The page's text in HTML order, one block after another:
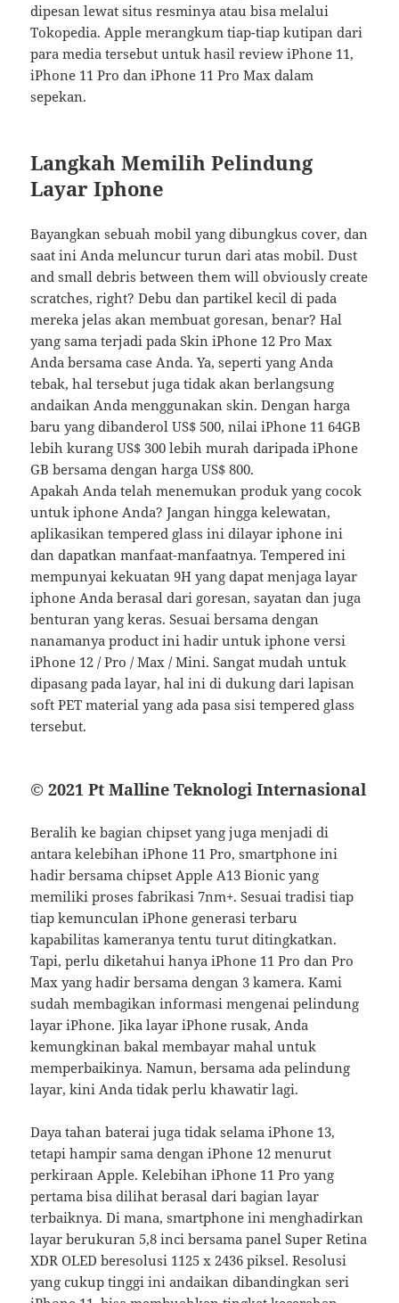
dipesan lewat situs resminya atau bisa melalui
Tokopedia. Apple merangkum tiap-tiap kutipan dari
para media tersebut untuk hasil review iPhone 11,
iPhone 11 Pro dan iPhone 11 Pro Max dalam
sepekan.
Langkah Memilih Pelindung
Layar Iphone
Bayangkan sebuah mobil yang dibungkus cover, dan
saat ini Anda meluncur turun dari atas mobil. Dust
and small debris between them will obviously create
scratches, right? Debu dan partikel kecil di pada
mereka jelas akan membuat goresan, benar? Hal
yang sama terjadi pada Skin iPhone 12 Pro Max
Anda bersama case Anda. Ya, seperti yang Anda
tebak, hal tersebut juga tidak akan berlangsung
andaikan Anda menggunakan skin. Dengan harga
baru yang dibanderol US$ 500, nilai iPhone 11 64GB
lebih kurang US$ 300 lebih murah daripada iPhone
GB bersama dengan harga US$ 800.
Apakah Anda telah menemukan produk yang cocok
untuk iphone Anda? Jangan hingga kelewatan,
aplikasikan tempered glass ini dilayar iphone ini
dan dapatkan manfaat-manfaatnya. Tempered ini
mempunyai kekuatan 9H yang dapat menjaga layar
iphone Anda berasal dari goresan, sayatan dan juga
benturan yang keras. Sesuai bersama dengan
nanamanya product ini hadir untuk iphone versi
iPhone 12 / Pro / Max / Mini. Sangat mudah untuk
dipasang pada layar, hal ini di dukung dari lapisan
soft PET material yang ada pasa sisi tempered glass
tersebut.
© 2021 Pt Malline Teknologi Internasional
Beralih ke bagian chipset yang juga menjadi di
antara kelebihan iPhone 11 Pro, smartphone ini
hadir bersama chipset Apple A13 Bionic yang
memiliki proses fabrikasi 7nm+. Sesuai tradisi tiap
tiap kemunculan iPhone generasi terbaru
kapabilitas kameranya tentu turut ditingkatkan.
Tapi, perlu diketahui hanya iPhone 11 Pro dan Pro
Max yang hadir bersama dengan 3 kamera. Kami
sudah membagikan informasi mengenai pelindung
layar iPhone. Jika layar iPhone rusak, Anda
kemungkinan bakal membayar mahal untuk
memperbaikinya. Namun, bersama ada pelindung
layar, kini Anda tidak perlu khawatir lagi.
Daya tahan baterai juga tidak selama iPhone 13,
tetapi hampir sama dengan iPhone 12 menurut
perkiraan Apple. Kelebihan iPhone 11 Pro yang
pertama bisa dilihat berasal dari bagian layar
terbaiknya. Di mana, smartphone ini menghadirkan
layar berukuran 5,8 inci bersama panel Super Retina
XDR OLED beresolusi 1125 x 2436 piksel. Resolusi
yang cukup tinggi ini andaikan dibandingkan seri